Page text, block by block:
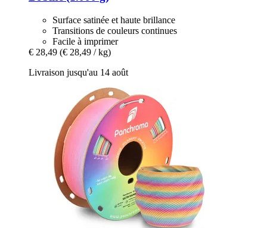
Surface satinée et haute brillance
Transitions de couleurs continues
Facile à imprimer
€ 28,49 (€ 28,49 / kg)
Livraison jusqu'au 14 août